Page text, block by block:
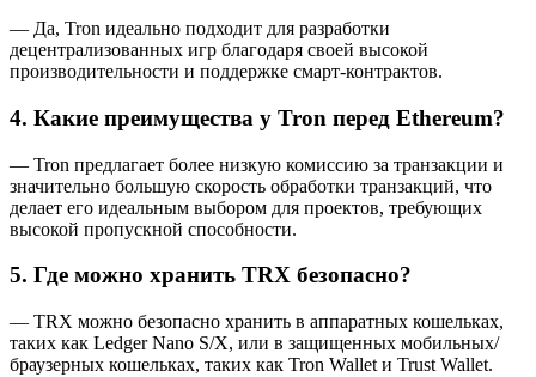
— Да, Tron идеально подходит для разработки
децентрализованных игр благодаря своей высокой
производительности и поддержке смарт-контрактов.
4. Какие преимущества у Tron перед Ethereum?
— Tron предлагает более низкую комиссию за транзакции и
значительно большую скорость обработки транзакций, что
делает его идеальным выбором для проектов, требующих
высокой пропускной способности.
5. Где можно хранить TRX безопасно?
— TRX можно безопасно хранить в аппаратных кошельках,
таких как Ledger Nano S/X, или в защищенных мобильных/
браузерных кошельках, таких как Tron Wallet и Trust Wallet.